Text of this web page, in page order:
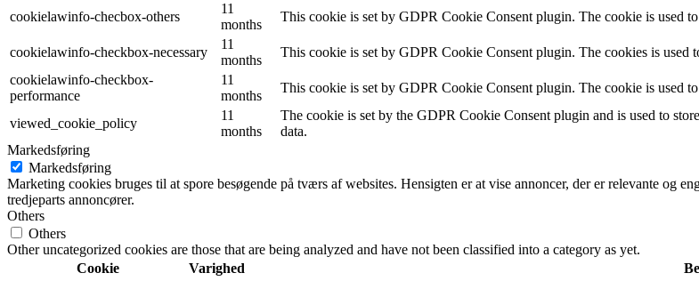
cookielawinfo-checbox-others
11
months
This cookie is set by GDPR Cookie Consent plugin. The cookie is used
cookielawinfo-checkbox-necessary
11
months
This cookie is set by GDPR Cookie Consent plugin. The cookies is used
cookielawinfo-checkbox-
performance
11
months
This cookie is set by GDPR Cookie Consent plugin. The cookie is used
viewed_cookie_policy
11
months
The cookie is set by the GDPR Cookie Consent plugin and is used to
data.
Markedsføring
Markedsføring
Marketing cookies bruges til at spore besøgende på tværs af websites. Hensigten er at vise annoncer, der er relevante og
tredjeparts annoncører.
Others
Others
Other uncategorized cookies are those that are being analyzed and have not been classified into a category as yet.
Cookie
Varighed